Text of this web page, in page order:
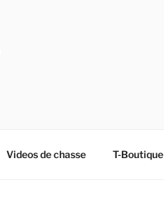
Videos de chasse T-Boutique